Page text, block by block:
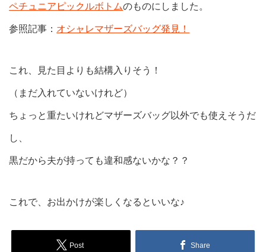
ペチュニアピックルボトムのものにしました。
参照記事： オシャレマザーズバッグ発見！
これ、見た目よりも結構入りそう！
（まだ入れていないけれど）
ちょっと重たいけれどマザーズバッグ以外でも使えそうだ
し、
黒だから夫が持っても違和感ないかな？？
これで、お出かけが楽しくなるといいな♪
Post Share